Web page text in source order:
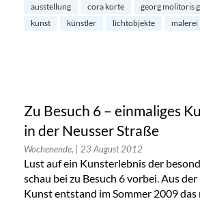
ausstellung cora korte georg molitoris
kunst
künstler lichtobjekte malerei
Zu Besuch 6 – einmaliges
in der Neusser Straße
Wochenende, | 23 August 2012
Lust auf ein Kunsterlebnis der
schau bei zu Besuch 6 vorbei. Aus
Kunst entstand im Sommer 2009